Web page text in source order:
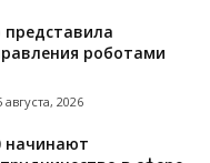
представила
роботами
августа, 2026
начинают